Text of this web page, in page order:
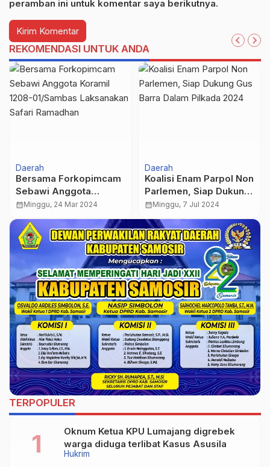
peramban ini untuk komentar saya berikutnya.
REKOMENDASI UNTUK ANDA
Daerah
Bersama Forkopimcam
Sebawi Anggota
Koramil 1208-
Safari Ramadhan
calendar_monthMinggu, 24 Mar 2024
Daerah
Koalisi Enam Parpol Non
Parlemen, Siap Dukung
Gus Barra Dalam
calendar_monthMinggu, 7 Jul 2024
TERPOPULER
Hukrim
Oknum Ketua KPU Lumajang digrebek
warga diduga terlibat Kasus Asusila